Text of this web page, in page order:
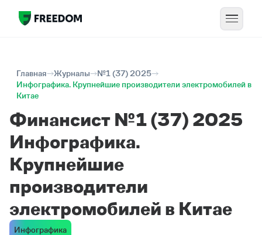
Главная Журналы
№1 (37) 2025
Инфографика. Крупнейшие производители электромобилей в
Китае
Финансист №1 (37) 2025
Инфографика.
Крупнейшие
производители
электромобилей в Китае
Инфографика